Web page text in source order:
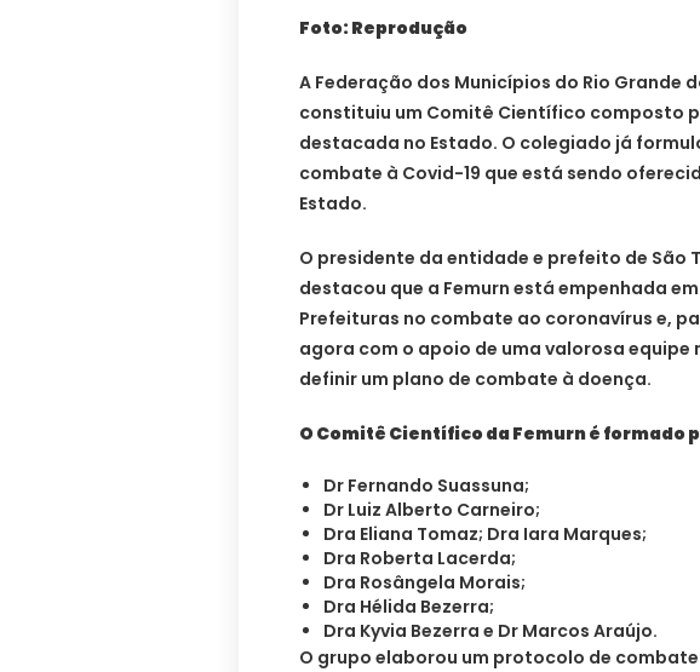
Foto: Reprodução
A Federação dos Municípios do Rio Grande
constituiu um Comitê Científico composto
destacada no Estado. O colegiado já
combate à Covid-19 que está sendo
Estado.
O presidente da entidade e prefeito de São
destacou que a Femurn está empenhada
Prefeituras no combate ao coronavírus e,
agora com o apoio de uma valorosa equipe
definir um plano de combate à doença.
O Comitê Científico da Femurn é formado
Dr Fernando Suassuna;
Dr Luiz Alberto Carneiro;
Dra Eliana Tomaz; Dra Iara Marques;
Dra Roberta Lacerda;
Dra Rosângela Morais;
Dra Hélida Bezerra;
Dra Kyvia Bezerra e Dr Marcos Araújo.
O grupo elaborou um protocolo de